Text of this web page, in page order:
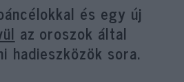
és egy új
az oroszok által
hadieszközök sora.